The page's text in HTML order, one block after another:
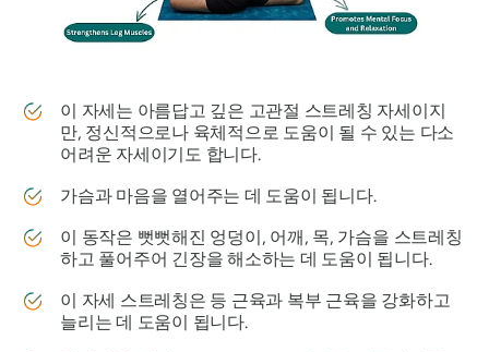
이 자세는 아름답고 깊은 고관절 스트레칭 자세이지
만, 정신적으로나 육체적으로 도움이 될 수 있는 다소
어려운 자세이기도 합니다.
가슴과 마음을 열어주는 데 도움이 됩니다.
이 동작은 뻣뻣해진 엉덩이, 어깨, 목, 가슴을 스트레칭
하고 풀어주어 긴장을 해소하는 데 도움이 됩니다.
이 자세 스트레칭은 등 근육과 복부 근육을 강화하고
늘리는 데 도움이 됩니다.